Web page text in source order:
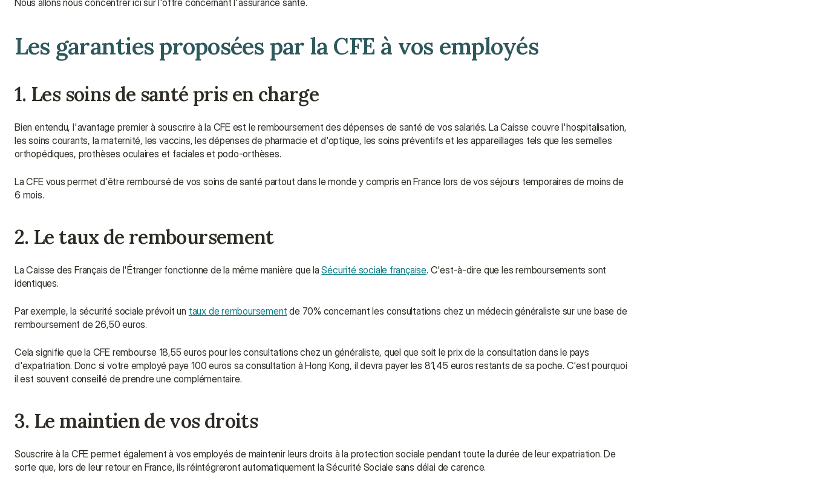
Nous allons nous concentrer ici sur l'offre concernant l'assurance santé.
Les garanties proposées par la CFE à vos employés
1. Les soins de santé pris en charge
Bien entendu, l'avantage premier à souscrire à la CFE est le remboursement des dépenses de santé de vos salariés. La Caisse couvre l'hospitalisation,
les soins courants, la maternité, les vaccins, les dépenses de pharmacie et d'optique, les soins préventifs et les appareillages tels que les semelles
orthopédiques, prothèses oculaires et faciales et podo-orthèses.
La CFE vous permet d'être remboursé de vos soins de santé partout dans le monde y compris en France lors de vos séjours temporaires de moins de
6 mois.
2. Le taux de remboursement
La Caisse des Français de l'Étranger fonctionne de la même manière que la Sécurité sociale française. C'est-à-dire que les remboursements sont
identiques.
Par exemple, la sécurité sociale prévoit un taux de remboursement de 70% concernant les consultations chez un médecin généraliste sur une base de
remboursement de 26,50 euros.
Cela signifie que la CFE rembourse 18,55 euros pour les consultations chez un généraliste, quel que soit le prix de la consultation dans le pays
d'expatriation. Donc si votre employé paye 100 euros sa consultation à Hong Kong, il devra payer les 81,45 euros restants de sa poche. C'est pourquoi
il est souvent conseillé de prendre une complémentaire.
3. Le maintien de vos droits
Souscrire à la CFE permet également à vos employés de maintenir leurs droits à la protection sociale pendant toute la durée de leur expatriation. De
sorte que, lors de leur retour en France, ils réintégreront automatiquement la Sécurité Sociale sans délai de carence.